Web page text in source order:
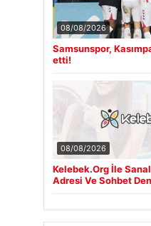
08/08/2026
Samsunspor,
etti!
08/08/2026
Kelebek.Org İle
Adresi Ve Sohbet